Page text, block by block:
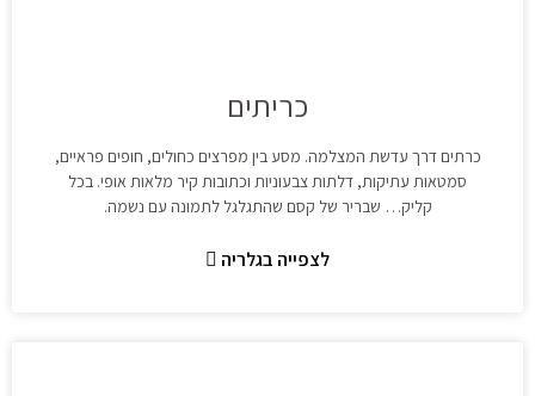
כריתים
כרתים דרך עדשת המצלמה. מסע בין מפרצים כחולים, חופים פראיים,
סמטאות עתיקות, דלתות צבעוניות וכתובות קיר מלאות אופי. בכל
קליק… שבריר של קסם שהתגלגל לתמונה עם נשמה.
לצפייה בגלריה